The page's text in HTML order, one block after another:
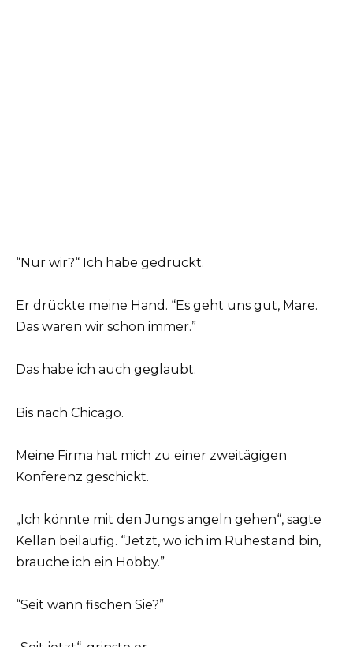
“Nur wir?“ Ich habe gedrückt.
Er drückte meine Hand. “Es geht uns gut, Mare.
Das waren wir schon immer.”
Das habe ich auch geglaubt.
Bis nach Chicago.
Meine Firma hat mich zu einer zweitägigen
Konferenz geschickt.
„Ich könnte mit den Jungs angeln gehen“, sagte
Kellan beiläufig. “Jetzt, wo ich im Ruhestand bin,
brauche ich ein Hobby.”
“Seit wann fischen Sie?”